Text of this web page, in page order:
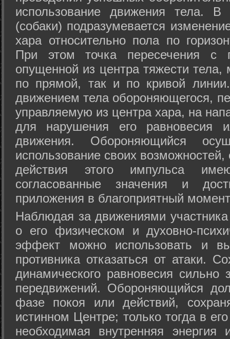
использование движения тела.
(собаки) подразумевается
хара относительно пола по
При этом точка пересечения с
опущенной из центра тяжести
по прямой, так и по кривой
движением тела обороняющегося,
управляемую из центра хара, на
для нарушения его равновесия
движения. Обороняющийся
использование своих
действия этого импульса
согласованные значения и
приложения в благоприятный
Hаблюдая за движениями
о его физическом и духовно-
эффект можно использовать и
противника отказаться от атаки.
динамического равновесия сильно
передвижений. Обороняющийся
фазе покоя или действий,
истинном Центре; только тогда в
необходимая внутренняя